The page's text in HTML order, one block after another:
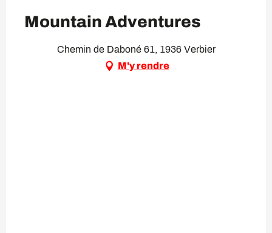
Mountain Adventures
Chemin de Daboné 61, 1936 Verbier
M'y rendre